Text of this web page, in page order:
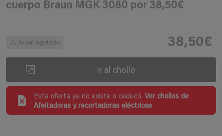
cuerpo Braun MGK 3080 por 38,50€
Avisar agotado 38,50€
Ir al chollo
Esta oferta ya no existe o caducó. Ver chollos de
Afeitadoras y recortadoras eléctricas